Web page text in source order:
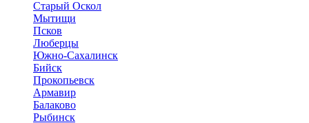
Старый Оскол
Мытищи
Псков
Люберцы
Южно-Сахалинск
Бийск
Прокопьевск
Армавир
Балаково
Рыбинск